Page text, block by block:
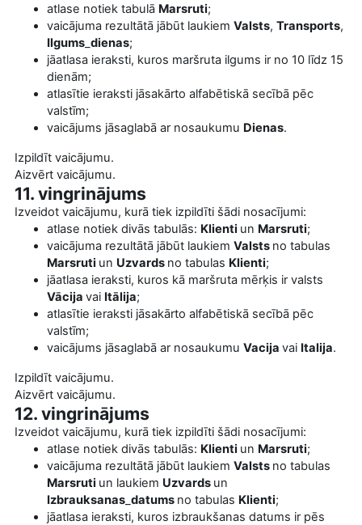
atlase notiek tabulā Marsruti;
vaicājuma rezultātā jābūt laukiem Valsts, Transports,
Ilgums dienas;
jāatlasa ieraksti, kuros maršruta ilgums ir no 10 līdz 15
dienām;
atlasītie ieraksti jāsakārto alfabētiskā secībā pēc
valstīm;
vaicājums jāsaglabā ar nosaukumu Dienas.
Izpildīt vaicājumu.
Aizvērt vaicājumu.
11. vingrinājums
Izveidot vaicājumu, kurā tiek izpildīti šādi nosacījumi:
atlase notiek divās tabulās: Klienti un Marsruti;
vaicājuma rezultātā jābūt laukiem Valsts no tabulas
Marsruti un Uzvards no tabulas Klienti;
jāatlasa ieraksti, kuros kā maršruta mērķis ir valsts
Vācija vai Itālija;
atlasītie ieraksti jāsakārto alfabētiskā secībā pēc
valstīm;
vaicājums jāsaglabā ar nosaukumu Vacija vai Italija.
Izpildīt vaicājumu.
Aizvērt vaicājumu.
12. vingrinājums
Izveidot vaicājumu, kurā tiek izpildīti šādi nosacījumi:
atlase notiek divās tabulās: Klienti un Marsruti;
vaicājuma rezultātā jābūt laukiem Valsts no tabulas
Marsruti un laukiem Uzvards un
Izbrauksanas datums no tabulas Klienti;
jāatlasa ieraksti, kuros izbraukšanas datums ir pēs